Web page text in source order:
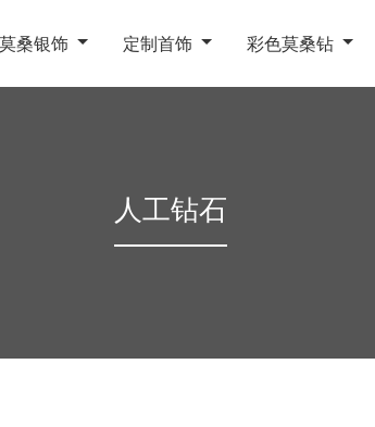
莫桑银饰 定制首饰 彩色莫桑钻
人工钻石